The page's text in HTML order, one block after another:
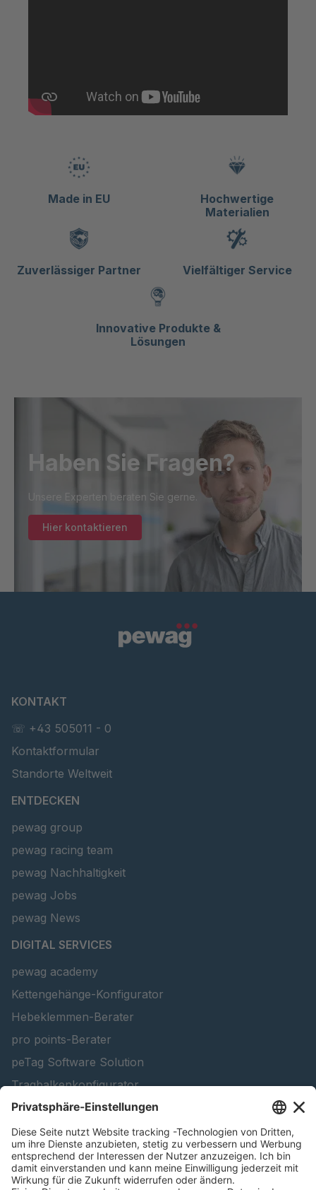
Made in EU
Hochwertige
Materialien
Zuverlässiger Partner Vielfältiger Service
Innovative Produkte &
Lösungen
Haben Sie Fragen?
Unsere Experten beraten Sie gerne.
Hier kontaktieren
KONTAKT
☏ +43 505011 - 0
Kontaktformular
Standorte Weltweit
ENTDECKEN
pewag group
pewag racing team
pewag Nachhaltigkeit
pewag Jobs
pewag News
DIGITAL SERVICES
pewag academy
Kettengehänge-Konfigurator
Hebeklemmen-Berater
pro points-Berater
peTag Software Solution
Tragbalkenkonfigurator
Schneekettenkonfigurator - Firmenkunden
Schneekettenkonfigurator - Privatkunden
Forstprodukt finden
Kataloge